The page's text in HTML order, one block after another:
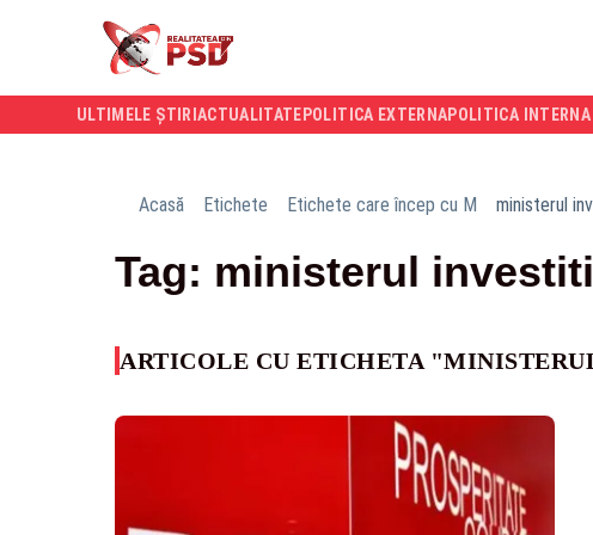
ULTIMELE ȘTIRI ACTUALITATE POLITICA EXTERNAPOLITICA
Acasă Etichete Etichete care încep cu M ministerul
Tag: ministerul
ARTICOLE CU ETICHETA